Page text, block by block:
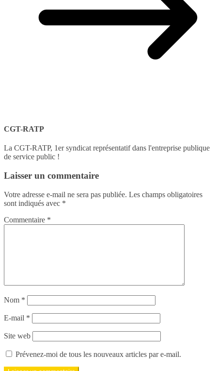
CGT-RATP
La CGT-RATP, 1er syndicat représentatif dans l'entreprise publique
de service public !
Laisser un commentaire
Votre adresse e-mail ne sera pas publiée. Les champs obligatoires
sont indiqués avec *
Commentaire *
Nom *
E-mail *
Site web
Prévenez-moi de tous les nouveaux articles par e-mail.